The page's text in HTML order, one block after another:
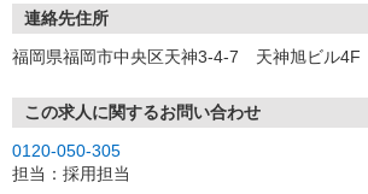
★スマホでWEB面接（LINEなど）・出張面接
す
③面接実施（履歴書不要）
※ご希望があれば、職場見学の調整もOKです！
お気軽にご応募ください♪
連絡先住所
福岡県福岡市中央区天神3-4-7 天神旭ビル4F
この求人に関するお問い合わせ
0120-050-305
担当：採用担当